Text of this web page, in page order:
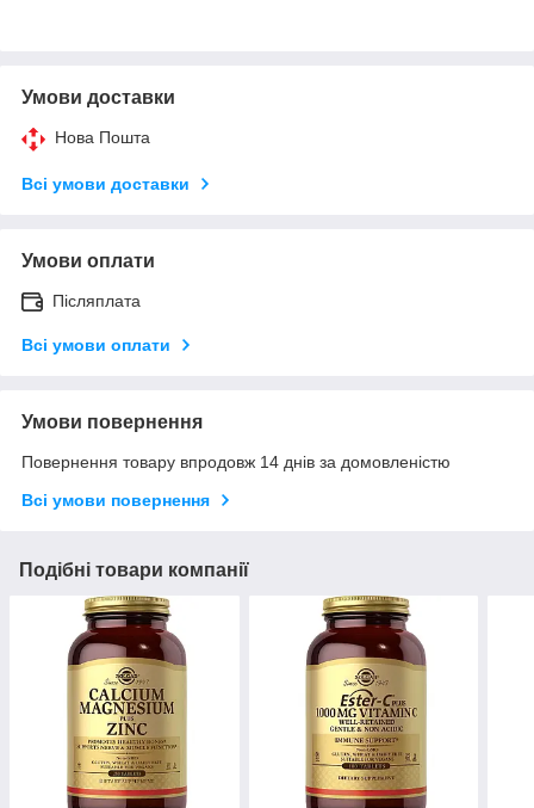
Умови доставки
Нова Пошта
Всі умови доставки
Умови оплати
Післяплата
Всі умови оплати
Умови повернення
Повернення товару впродовж 14 днів за домовленістю
Всі умови повернення
Подібні товари компанії